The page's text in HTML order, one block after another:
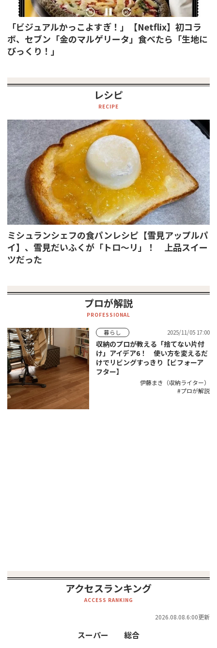
「ビジュアルかっこよすぎ！」【Netflix】初コラ
ボ、セブン「金のマルゲリータ」食べたら「生地に
びっくり！」
レシピ
RECIPE
ミシュランシェフの食パンレシピ【雪見アップルパ
イ】、雪見だいふくが「トロ〜リ」！ 上品スイー
ツだった
プロが解説
PROFESSIONAL
暮らし 2025/11/05 17:00
収納のプロが教える「捨てない片付
け」アイデア6！ 使い方を変えるだ
けでリビングすっきり【ビフォーア
フター】
伊藤まき（収納ライター）
プロが解説
アクセスランキング
ACCESS RANKING
2026.08.08.6:00更新
スーパー 総合